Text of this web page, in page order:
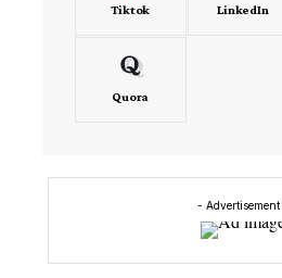
Tiktok LinkedIn
Quora
- Advertisement